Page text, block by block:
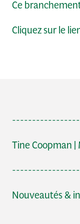
Ce
Cliquez sur le
Tine Coopman |
Nouveautés &